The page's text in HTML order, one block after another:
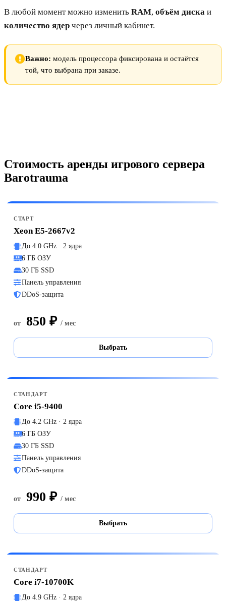
В любой момент можно изменить RAM, объём диска и
количество ядер через личный кабинет.
Важно: модель процессора фиксирована и остаётся
той, что выбрана при заказе.
Стоимость аренды игрового сервера
Barotrauma
СТАРТ
Xeon E5-2667v2
До 4.0 GHz · 2 ядра
6 ГБ ОЗУ
30 ГБ SSD
Панель управления
DDoS-защита
от 850 ₽ / мес
Выбрать
СТАНДАРТ
Core i5-9400
До 4.2 GHz · 2 ядра
6 ГБ ОЗУ
30 ГБ SSD
Панель управления
DDoS-защита
от 990 ₽ / мес
Выбрать
СТАНДАРТ
Core i7-10700K
До 4.9 GHz · 2 ядра